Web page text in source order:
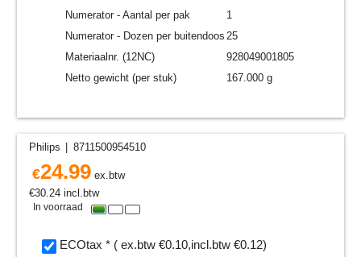
Numerator - Aantal per pak
1
Numerator - Dozen per buitendoos 25
Materiaalnr. (12NC)
928049001805
Netto gewicht (per stuk)
167.000 g
Philips 8711500954510
€24.99 ex.btw
€30.24 incl.btw
In voorraad
ECOtax * ( ex.btw €0.10,incl.btw €0.12)